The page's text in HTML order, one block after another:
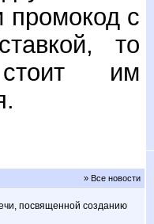
промокод с
то
стоит им
» Все новости
посвященной созданию